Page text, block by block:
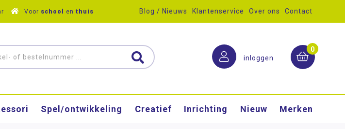
Voor school en thuis Blog / Nieuws Klantenservice Over ons Contact
inloggen
0
Spel/ontwikkeling Creatief Inrichting Nieuw Merken